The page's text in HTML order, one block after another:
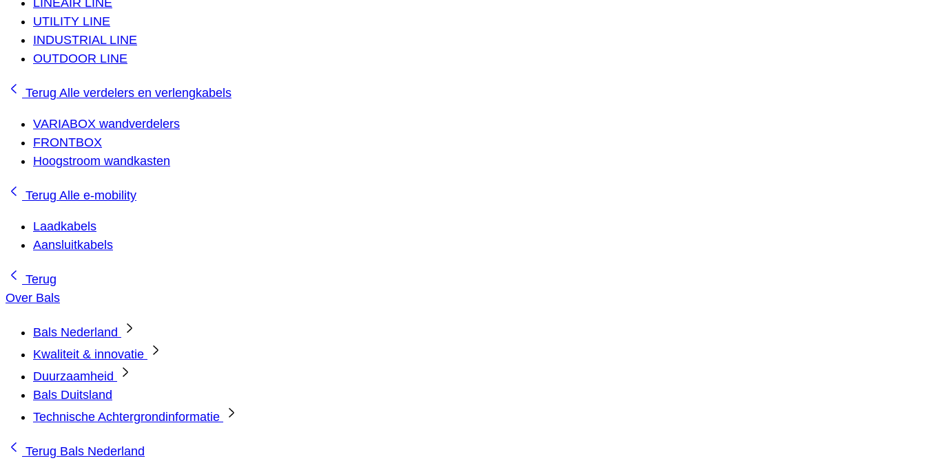
LINEAIR LINE
UTILITY LINE
INDUSTRIAL LINE
OUTDOOR LINE
Terug Alle verdelers en verlengkabels
VARIABOX wandverdelers
FRONTBOX
Hoogstroom wandkasten
Terug Alle e-mobility
Laadkabels
Aansluitkabels
Terug
Over Bals
Bals Nederland
Kwaliteit & innovatie
Duurzaamheid
Bals Duitsland
Technische Achtergrondinformatie
Terug Bals Nederland